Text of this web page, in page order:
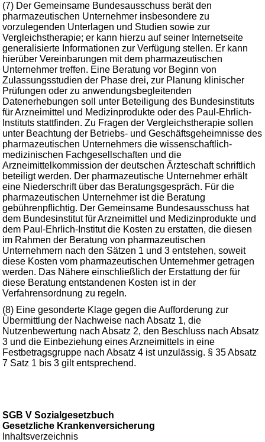
(7) Der Gemeinsame Bundesausschuss berät den
pharmazeutischen Unternehmer insbesondere zu
vorzulegenden Unterlagen und Studien sowie zur
Vergleichstherapie; er kann hierzu auf seiner Internetseite
generalisierte Informationen zur Verfügung stellen. Er kann
hierüber Vereinbarungen mit dem pharmazeutischen
Unternehmer treffen. Eine Beratung vor Beginn von
Zulassungsstudien der Phase drei, zur Planung klinischer
Prüfungen oder zu anwendungsbegleitenden
Datenerhebungen soll unter Beteiligung des Bundesinstituts
für Arzneimittel und Medizinprodukte oder des Paul-Ehrlich-
Instituts stattfinden. Zu Fragen der Vergleichstherapie sollen
unter Beachtung der Betriebs- und Geschäftsgeheimnisse des
pharmazeutischen Unternehmers die wissenschaftlich-
medizinischen Fachgesellschaften und die
Arzneimittelkommission der deutschen Ärzteschaft schriftlich
beteiligt werden. Der pharmazeutische Unternehmer erhält
eine Niederschrift über das Beratungsgespräch. Für die
pharmazeutischen Unternehmer ist die Beratung
gebührenpflichtig. Der Gemeinsame Bundesausschuss hat
dem Bundesinstitut für Arzneimittel und Medizinprodukte und
dem Paul-Ehrlich-Institut die Kosten zu erstatten, die diesen
im Rahmen der Beratung von pharmazeutischen
Unternehmern nach den Sätzen 1 und 3 entstehen, soweit
diese Kosten vom pharmazeutischen Unternehmer getragen
werden. Das Nähere einschließlich der Erstattung der für
diese Beratung entstandenen Kosten ist in der
Verfahrensordnung zu regeln.
(8) Eine gesonderte Klage gegen die Aufforderung zur
Übermittlung der Nachweise nach Absatz 1, die
Nutzenbewertung nach Absatz 2, den Beschluss nach Absatz
3 und die Einbeziehung eines Arzneimittels in eine
Festbetragsgruppe nach Absatz 4 ist unzulässig. § 35 Absatz
7 Satz 1 bis 3 gilt entsprechend.
SGB V Sozialgesetzbuch
Gesetzliche Krankenversicherung
Inhaltsverzeichnis